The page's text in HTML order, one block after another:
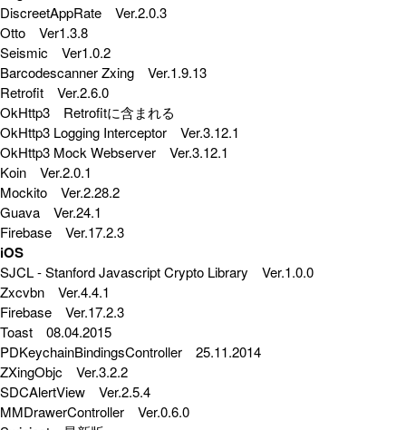
DiscreetAppRate Ver.2.0.3
Otto Ver1.3.8
Seismic Ver1.0.2
Barcodescanner Zxing Ver.1.9.13
Retrofit Ver.2.6.0
OkHttp3 Retrofitに含まれる
OkHttp3 Logging Interceptor Ver.3.12.1
OkHttp3 Mock Webserver Ver.3.12.1
Koin Ver.2.0.1
Mockito Ver.2.28.2
Guava Ver.24.1
Firebase Ver.17.2.3
iOS
SJCL - Stanford Javascript Crypto Library Ver.1.0.0
Zxcvbn Ver.4.4.1
Firebase Ver.17.2.3
Toast 08.04.2015
PDKeychainBindingsController 25.11.2014
ZXingObjc Ver.3.2.2
SDCAlertView Ver.2.5.4
MMDrawerController Ver.0.6.0